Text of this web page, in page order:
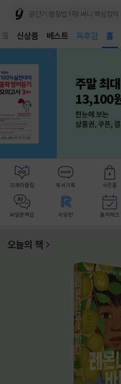
신상품 베스트
어린이
독후감
어린이
홈
크레마클럽 독서기록 사은품
AI일문백답 리딩런 출석체크
오늘의 책